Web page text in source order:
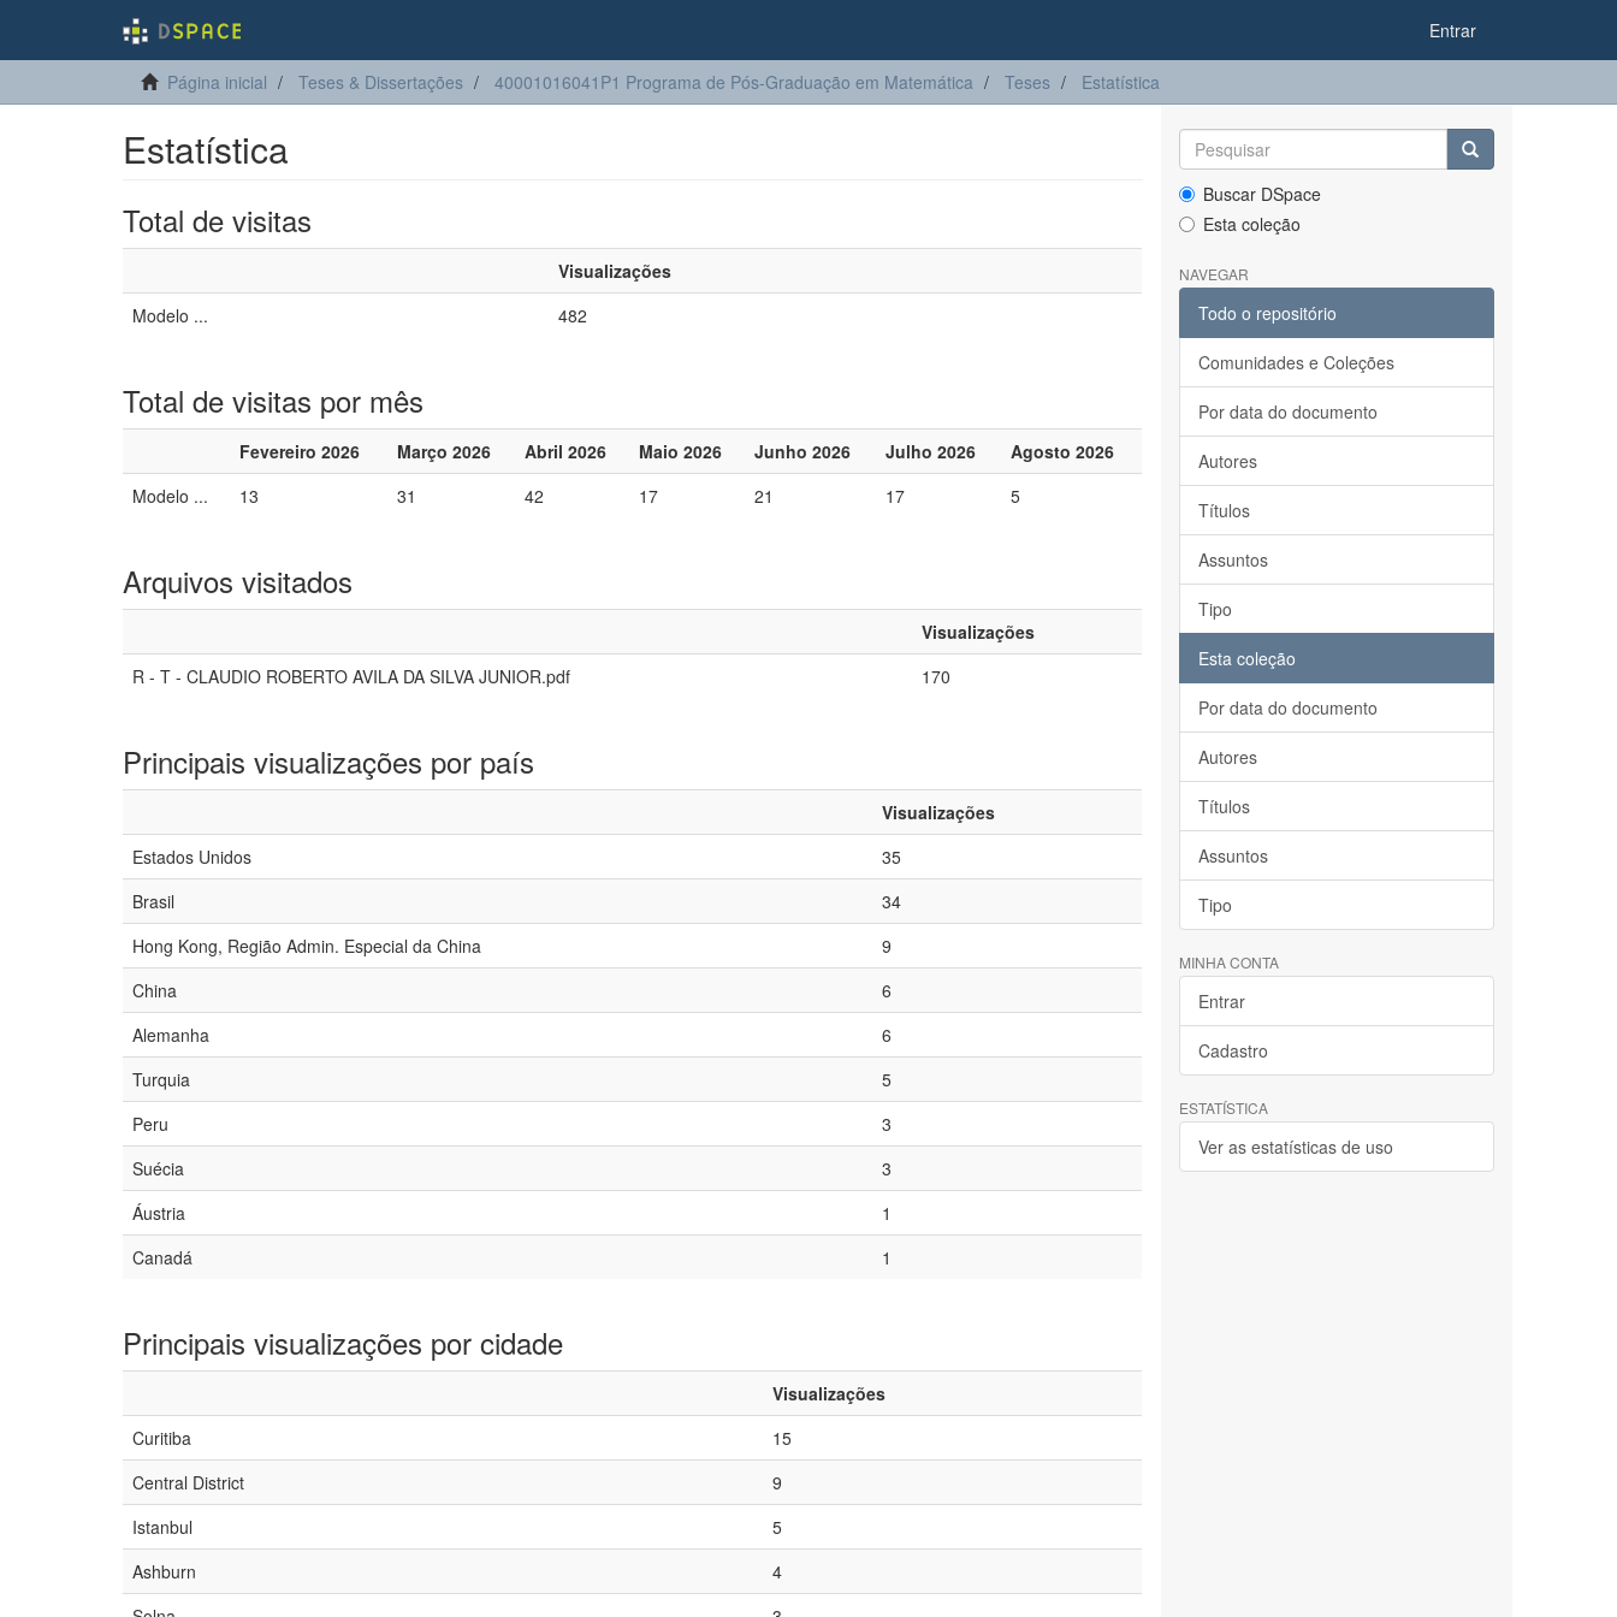
Entrar
Página inicial Teses & Dissertações 40001016041P1 Programa de Pós-Graduação em Matemática Teses Estatística
Estatística
Total de visitas
Visualizações
Modelo ...
482
Total de visitas por mês
Fevereiro 2026 Março 2026 Abril 2026 Maio 2026 Junho 2026 Julho 2026
Agosto 2026
Modelo ...
13 31 42 17 21 17 5
Arquivos visitados
Visualizações
R - T - CLAUDIO ROBERTO AVILA DA SILVA JUNIOR.pdf
170
Principais visualizações por país
Visualizações
Estados Unidos
35
Brasil
34
Hong Kong, Região Admin. Especial da China
9
China
6
Alemanha
6
Turquia
5
Peru
3
Suécia
3
Áustria
1
Canadá
1
Principais visualizações por cidade
Visualizações
Curitiba
15
Central District
9
Istanbul
5
Ashburn
4
Buscar DSpace
Esta coleção
NAVEGAR
Todo o repositório
Comunidades e Coleções
Por data do documento
Autores
Títulos
Assuntos
Tipo
Esta coleção
Por data do documento
Autores
Títulos
Assuntos
Tipo
MINHA CONTA
Entrar
Cadastro
ESTATÍSTICA
Ver as estatísticas de uso